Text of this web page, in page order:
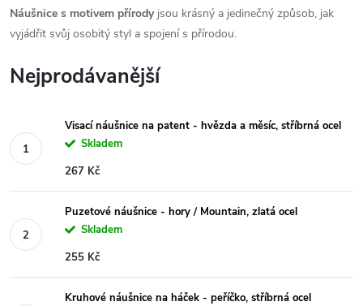
Náušnice s motivem přírodyjsou krásný a jedinečný způsob, jak
vyjádřit svůj osobitý styl a spojení s přírodou.
Nejprodávanější
Visací náušnice na patent - hvězda a měsíc, stříbrná ocel
Skladem
267 Kč
Puzetové náušnice - hory / Mountain, zlatá ocel
Skladem
255 Kč
Kruhové náušnice na háček - peříčko, stříbrná ocel